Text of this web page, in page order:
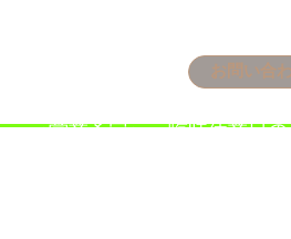
お問い合
＜営業予定＞ 臨時休業日の